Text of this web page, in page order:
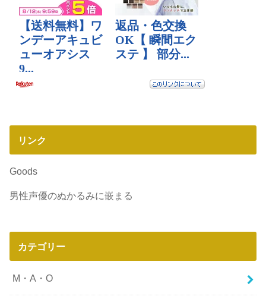
リンク
Goods
男性声優のぬかるみに嵌まる
カテゴリー
M・A・O